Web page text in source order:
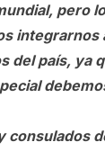
pero
integrarnos
del país, ya
consulados